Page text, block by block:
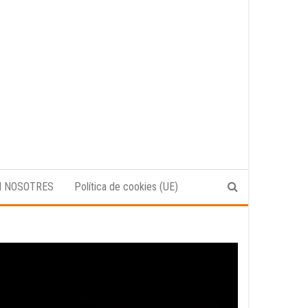
NOSOTRES Política de cookies (UE)